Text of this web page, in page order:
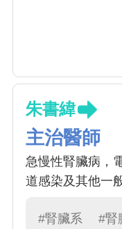
朱書緯
主治醫師
急慢性腎臟病，
道感染及其他一
#腎臟系 #腎